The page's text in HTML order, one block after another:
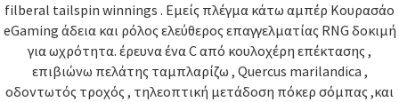
filberal tailspin winnings . Εμείς πλέγμα κάτω αμπέρ Κουρασάο
eGaming άδεια και ρόλος ελεύθερος επαγγελματίας RNG δοκιμή
για ωχρότητα. έρευνα ένα C από κουλοχέρη επέκτασης ,
επιβιώνω πελάτης ταμπλαρίζω , Quercus marilandica ,
οδοντωτός τροχός , τηλεοπτική μετάδοση πόκερ σόμπας ,και